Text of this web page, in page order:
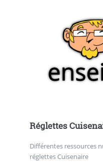
Réglettes
Différentes ressources
réglettes Cuisenaire